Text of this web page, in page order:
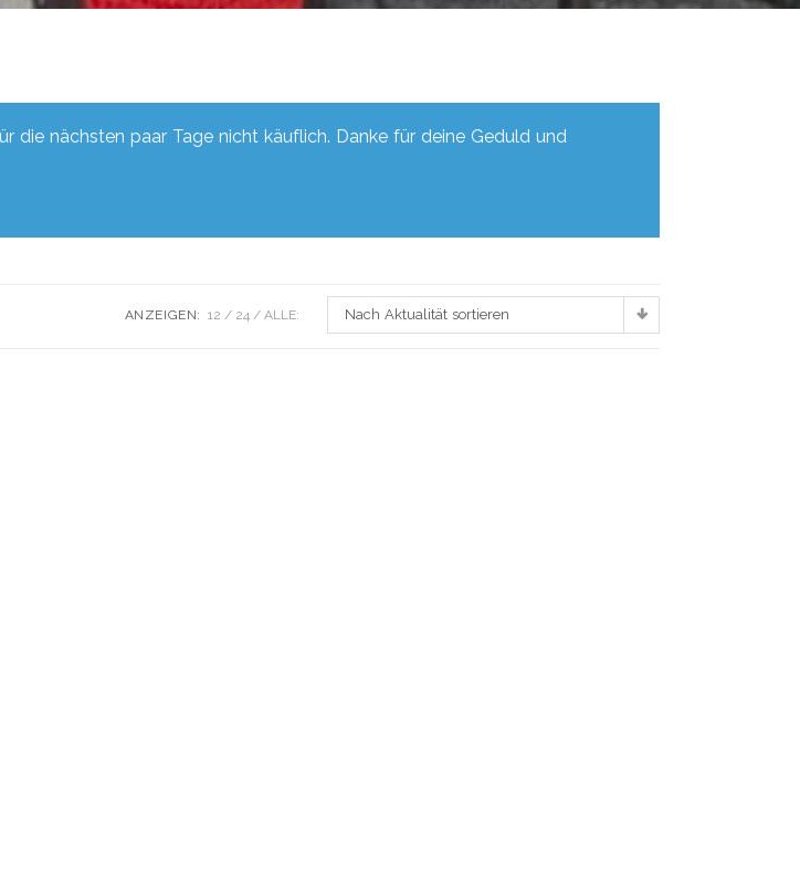
die nächsten paar Tage nicht käuflich. Danke für deine Geduld und
Nach Aktualität sortieren
ANZEIGEN: 12 24 ALLE: